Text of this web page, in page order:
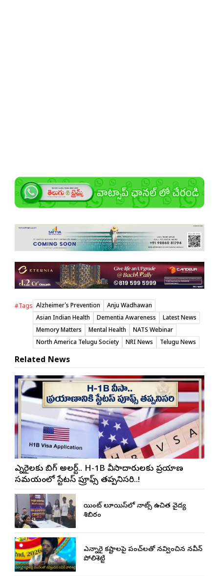
#Tags Alzheimer's Prevention
Anju Wadhawan
Asian Indian Health
Dementia Awareness
Latest News
Memory Matters
Mental Health
NATS Webinar
North America Telugu Society
NRI News Telugu News
Related News
ఎన్నారైలకు బిగ్ అలర్ట్.. H-1B వీసాదారులకు ప్రయాణ
సమయంలో స్టేటస్ ప్రూఫ్స్ తప్పనిసరి..!
సెయింట్ లూయిస్‌లో నాట్స్ ఉచిత వైద్య
శిబిరం
ఎన్నారై కష్టాలపై పంచ్‌లతో నవ్వించిన నవీన్
పోలిశెట్టి